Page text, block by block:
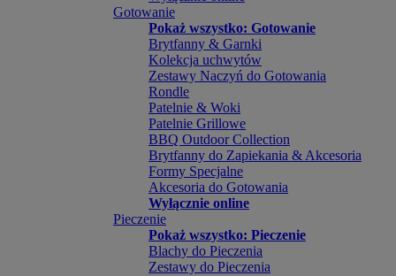
Gotowanie
Pokaż wszystko: Gotowanie
Brytfanny & Garnki
Kolekcja uchwytów
Zestawy Naczyń do Gotowania
Rondle
Patelnie & Woki
Patelnie Grillowe
BBQ Outdoor Collection
Brytfanny do Zapiekania & Akcesoria
Formy Specjalne
Akcesoria do Gotowania
Wyłącznie online
Pieczenie
Pokaż wszystko: Pieczenie
Blachy do Pieczenia
Zestawy do Pieczenia